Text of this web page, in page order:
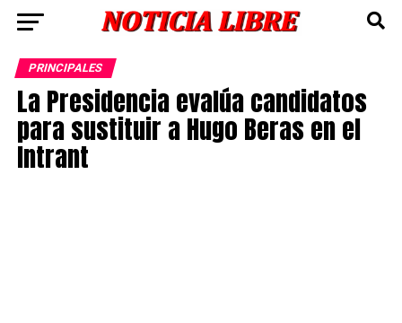
PRINCIPALES
La Presidencia evalúa candidatos
para sustituir a Hugo Beras en el
Intrant